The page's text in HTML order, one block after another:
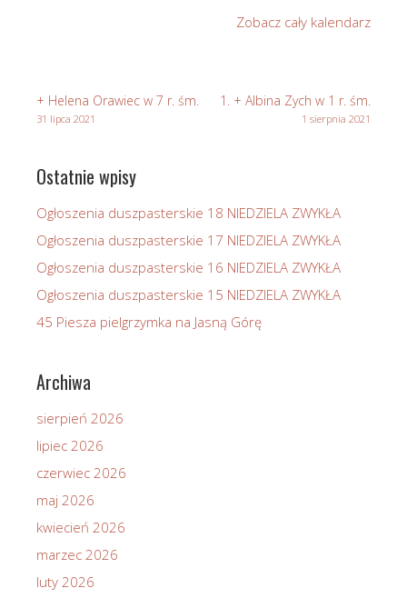
Zobacz cały kalendarz
+ Helena Orawiec w 7 r. śm.
31 lipca 2021
1. + Albina Zych w 1 r. śm.
1 sierpnia 2021
Ostatnie wpisy
Ogłoszenia duszpasterskie 18 NIEDZIELA ZWYKŁA
Ogłoszenia duszpasterskie 17 NIEDZIELA ZWYKŁA
Ogłoszenia duszpasterskie 16 NIEDZIELA ZWYKŁA
Ogłoszenia duszpasterskie 15 NIEDZIELA ZWYKŁA
45 Piesza pielgrzymka na Jasną Górę
Archiwa
sierpień 2026
lipiec 2026
czerwiec 2026
maj 2026
kwiecień 2026
marzec 2026
luty 2026